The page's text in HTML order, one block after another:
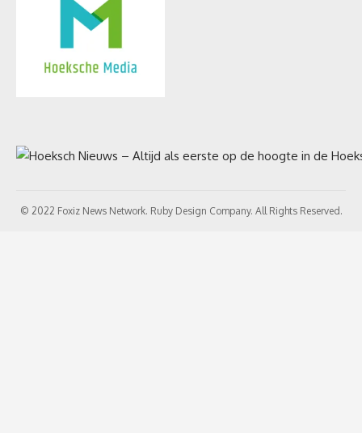
© 2022 Foxiz News Network. Ruby Design Company. All Rights Reserved.